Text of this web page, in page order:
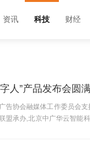
资讯 科技 财经
人”产品发布会圆
告协会融媒体工作委员会
盟承办,北京中广华云智能